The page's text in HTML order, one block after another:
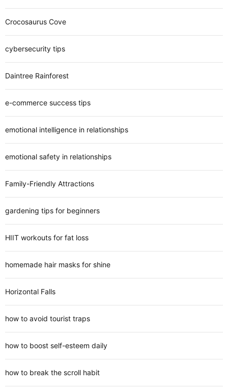
Crocosaurus Cove
cybersecurity tips
Daintree Rainforest
e-commerce success tips
emotional intelligence in relationships
emotional safety in relationships
Family-Friendly Attractions
gardening tips for beginners
HIIT workouts for fat loss
homemade hair masks for shine
Horizontal Falls
how to avoid tourist traps
how to boost self-esteem daily
how to break the scroll habit